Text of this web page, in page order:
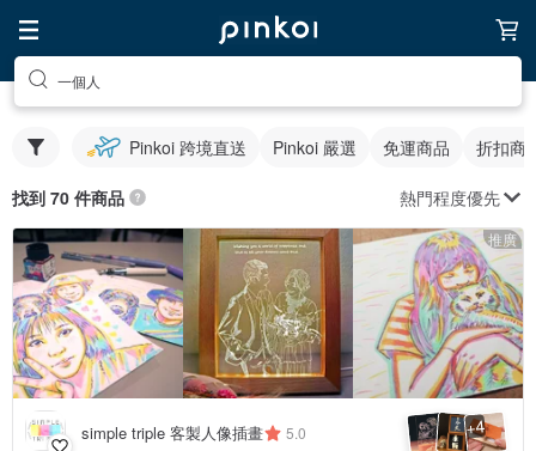
一個人
Pinkoi 跨境直送 Pinkoi 嚴選 免運商品 折扣商
找到 70 件商品 熱門程度優先
推廣
simple triple 客製人像插畫 5.0 +4